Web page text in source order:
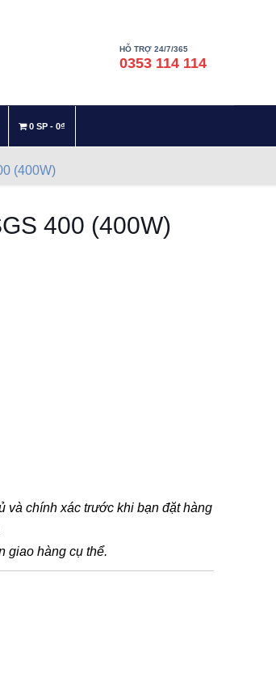
HỖ TRỢ 24/7/365
0353 114 114
0 SP 0₫
(400W)
400 (400W)
và chính xác trước khi bạn đặt hàng
giao hàng cụ thể.